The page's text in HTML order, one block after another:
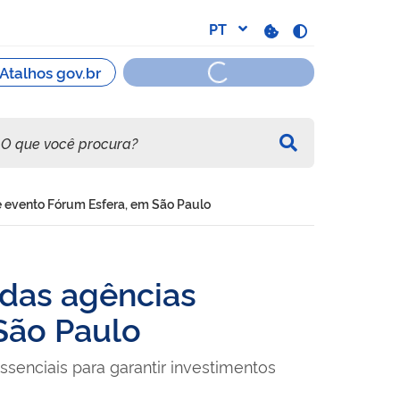
Fórum Esfera, em São Paulo
agências
Paulo
para garantir investimentos